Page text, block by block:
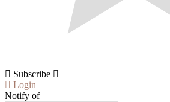
Subscribe
Login
Notify of